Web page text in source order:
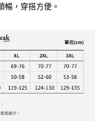
暢，穿搭方便。